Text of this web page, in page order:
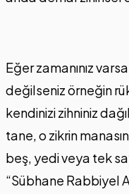
Eğer zamanınız
değilseniz örneğin
kendinizi zihniniz
tane, o zikrin
beş, yedi veya tek
“Sübhane Rabbiyel